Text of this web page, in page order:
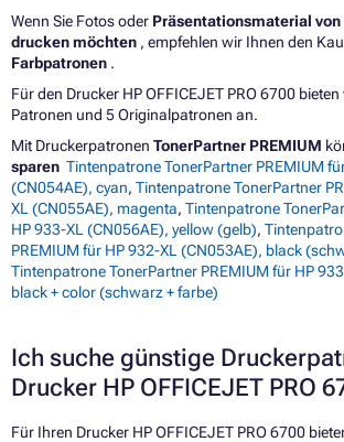
Wenn Sie Fotos oder Präsentationsmaterial
drucken möchten , empfehlen wir Ihnen den
Farbpatronen .
Für den Drucker HP OFFICEJET PRO 6700
Patronen und 5 Originalpatronen an.
Mit Druckerpatronen TonerPartner PREMIUM
sparen Tintenpatrone TonerPartner PREMIUM
(CN054AE), cyan, Tintenpatrone TonerPartner
XL (CN055AE), magenta, Tintenpatrone
HP 933-XL (CN056AE), yellow (gelb),
PREMIUM für HP 932-XL (CN053AE), black
Tintenpatrone TonerPartner PREMIUM für HP
black + color (schwarz + farbe)
Ich suche günstige
Drucker HP OFFICEJET PRO
Für Ihren Drucker HP OFFICEJET PRO 6700